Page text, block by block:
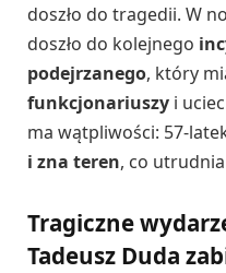
doszło do tragedii. W
doszło do kolejnego
podejrzanego, który
funkcjonariuszy i
ma wątpliwości: 57-
i zna teren, co
Tragiczne
Tadeusz Duda